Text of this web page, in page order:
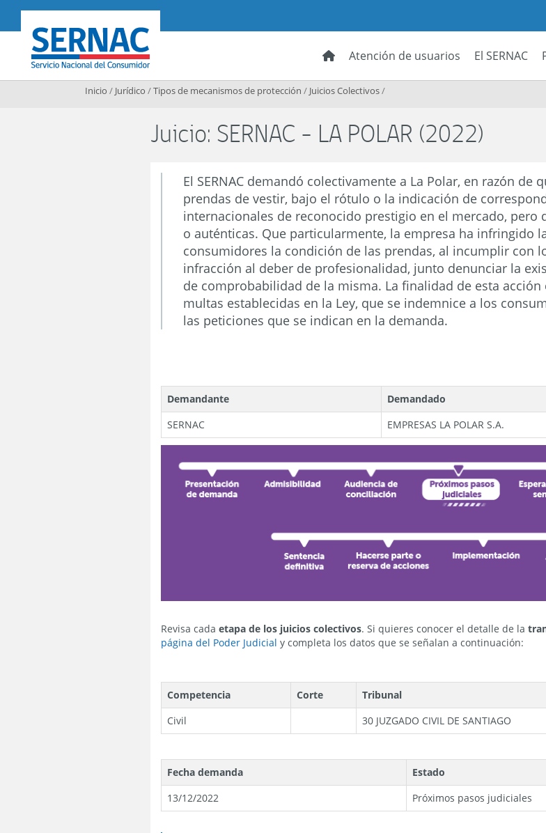
SERNAC
Atención de usuarios El SERNAC
Inicio / Jurídico /Tipos de mecanismos de protección / Juicios Colectivos/
Juicio: SERNAC - LA POLAR (2022)
El SERNAC demandó colectivamente a La Polar, en razón de
prendas de vestir, bajo el rótulo o la indicación de
internacionales de reconocido prestigio en el mercado, pero
o auténticas. Que particularmente, la empresa ha infringido
consumidores la condición de las prendas, al incumplir con
infracción al deber de profesionalidad, junto denunciar la
de comprobabilidad de la misma. La finalidad de esta
multas establecidas en la Ley, que se indemnice a los
las peticiones que se indican en la demanda.
Demandante
Demandado
SERNAC
EMPRESAS LA POLAR S.A.
Revisa cadaetapa de los juicios colectivos. Si quieres conocer el detalle de la
página del Poder Judicial y completa los datos que se señalan a continuación:
Competencia Corte Tribunal
Civil
30 JUZGADO CIVIL DE SANTIAGO
Fecha demanda
Estado
13/12/2022
Próximos pasos judiciales